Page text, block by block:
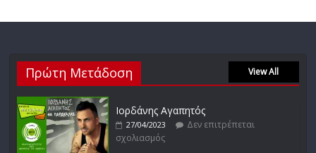
27/01/2023
σχολιασμός
Απόστολος Ρίζος
Πρώτη Μετάδοση View All
Ιορδάνης Αγαπητός
27/04/2023
Δεν επιτρέπεται
σχολιασμός